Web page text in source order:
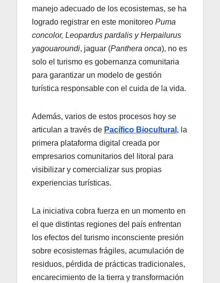
manejo adecuado de los ecosistemas, se ha
logrado registrar en este monitoreo Puma
concolor, Leopardus pardalis y Herpailurus
yagouaroundi, jaguar (Panthera onca), no es
solo el turismo es gobernanza comunitaria
para garantizar un modelo de gestión
turística responsable con el cuida de la vida.
Además, varios de estos procesos hoy se
articulan a través de Pacífico Biocultural , la
primera plataforma digital creada por
empresarios comunitarios del litoral para
visibilizar y comercializar sus propias
experiencias turísticas.
La iniciativa cobra fuerza en un momento en
el que distintas regiones del país enfrentan
los efectos del turismo inconsciente presión
sobre ecosistemas frágiles, acumulación de
residuos, pérdida de prácticas tradicionales,
encarecimiento de la tierra y transformación